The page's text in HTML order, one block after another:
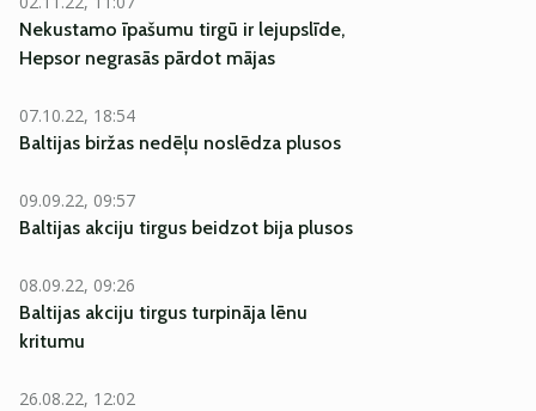
Nekustamo īpašumu tirgū ir lejupslīde,
Hepsor negrasās pārdot mājas
07.10.22, 18:54
Baltijas biržas nedēļu noslēdza plusos
09.09.22, 09:57
Baltijas akciju tirgus beidzot bija plusos
08.09.22, 09:26
Baltijas akciju tirgus turpināja lēnu
kritumu
26.08.22, 12:02